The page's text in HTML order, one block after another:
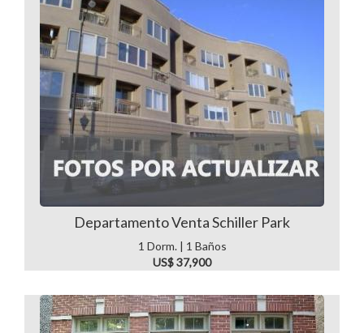
Departamento Venta Schiller Park
1 Dorm. | 1 Baños
US$ 37,900